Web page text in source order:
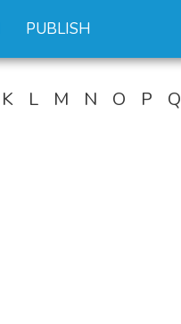
PUBLISH
K L M N O P Q